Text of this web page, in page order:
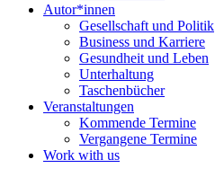
Autor*innen
Gesellschaft und Politik
Business und Karriere
Gesundheit und Leben
Unterhaltung
Taschenbücher
Veranstaltungen
Kommende Termine
Vergangene Termine
Work with us